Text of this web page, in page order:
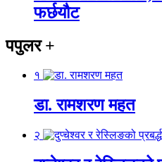
फर्छयौट
पपुलर+
१
डा. रामशरण महत
२